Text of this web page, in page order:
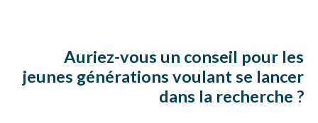
Auriez-vous un conseil pour les
jeunes générations voulant se lancer
dans la recherche ?